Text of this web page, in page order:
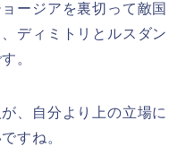
ージアを裏切って敵国
ディミトリとルスダン
。
、自分より上の立場に
すね。